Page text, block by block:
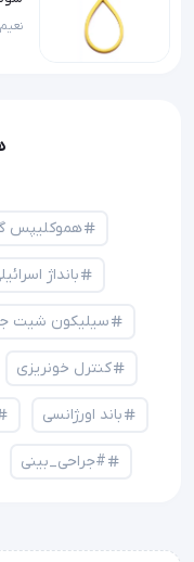
نعیم
هموکلیپس
بانداژ
سیلیکون شیت
کنترل خونریزی
باند اورژانسی
#جراحی_بینی